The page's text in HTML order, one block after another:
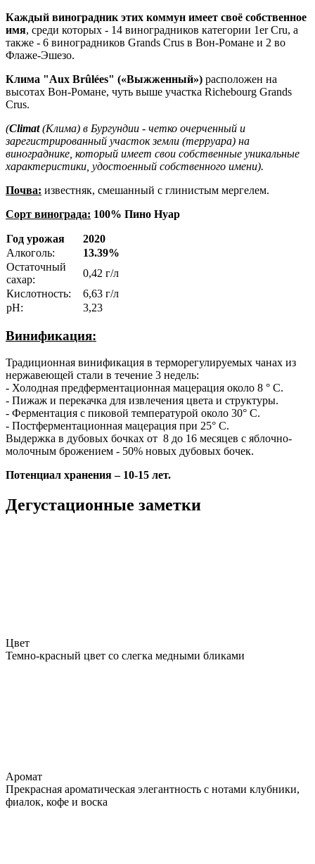
Каждый виноградник этих коммун имеет своё собственное
имя, среди которых - 14 виноградников категории 1er Cru, а
также - 6 виноградников Grands Crus в Вон-Романе и 2 во
Флаже-Эшезо.
Клима "Aux Brûlées" («Выжженный») расположен на
высотах Вон-Романе, чуть выше участка Richebourg Grands
Crus.
(Climat(Клима) в Бургундии - четко очерченный и
зарегистрированный участок земли (терруара) на
винограднике, который имеет свои собственные уникальные
характеристики, удостоенный собственного имени).
Почва: известняк, смешанный с глинистым мергелем.
Сорт винограда: 100% Пино Нуар
Год урожая
2020
Алкоголь:
13.39%
Остаточный
сахар:
0,42 г/л
Кислотность:
6,63 г/л
pH:
3,23
Винификация:
Традиционная винификация в терморегулируемых чанах из
нержавеющей стали в течение 3 недель:
- Холодная предферментационная мацерация около 8 ° C.
- Пижаж и перекачка для извлечения цвета и структуры.
- Ферментация с пиковой температурой около 30° C.
- Постферментационная мацерация при 25° C.
Выдержка в дубовых бочках от 8 до 16 месяцев с яблочно-
молочным брожением - 50% новых дубовых бочек.
Потенциал хранения – 10-15 лет.
Дегустационные заметки
Цвет
Темно-красный цвет со слегка медными бликами
Аромат
Прекрасная ароматическая элегантность с нотами клубники,
фиалок, кофе и воска